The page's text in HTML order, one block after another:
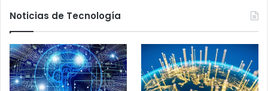
Noticias de Tecnología